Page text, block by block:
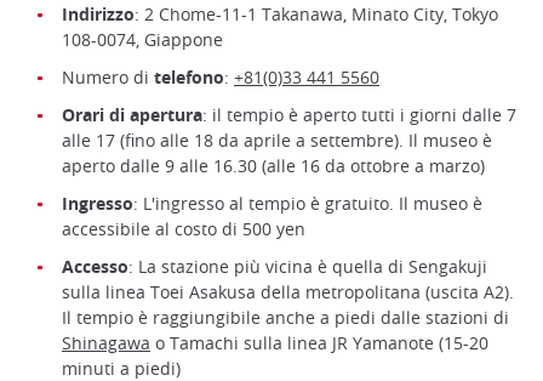
Indirizzo: 2 Chome-11-1 Takanawa, Minato City, Tokyo
108-0074, Giappone
Numero di telefono: +81(0)33 441 5560
Orari di apertura: il tempio è aperto tutti i giorni dalle 7
alle 17 (fino alle 18 da aprile a settembre). Il museo è
aperto dalle 9 alle 16.30 (alle 16 da ottobre a marzo)
Ingresso: L'ingresso al tempio è gratuito. Il museo è
accessibile al costo di 500 yen
Accesso: La stazione più vicina è quella di Sengakuji
sulla linea Toei Asakusa della metropolitana (uscita A2).
Il tempio è raggiungibile anche a piedi dalle stazioni di
Shinagawa o Tamachi sulla linea JR Yamanote (15-20
minuti a piedi)